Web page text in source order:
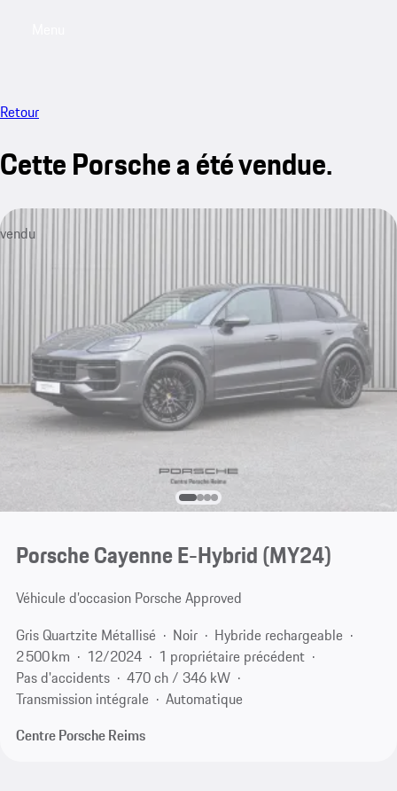
Retour
Cette Porsche a été vendue.
vendu
Porsche Cayenne E-Hybrid (MY24)
Véhicule d’occasion Porsche Approved
Gris Quartzite Métallisé
Noir
Hybride rechargeable
2 500 km
12/2024
1 propriétaire précédent
Pas d'accidents
470 ch / 346 kW
Transmission intégrale
Automatique
Centre Porsche Reims